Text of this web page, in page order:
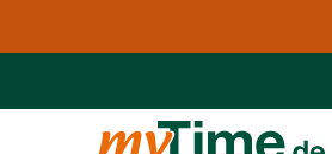
Zur Navigation springen